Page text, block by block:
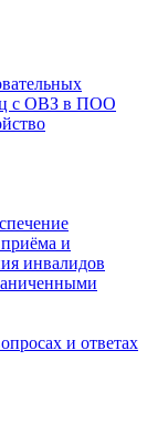
с ОВЗ в ПОО
и
инвалидов
и ответах